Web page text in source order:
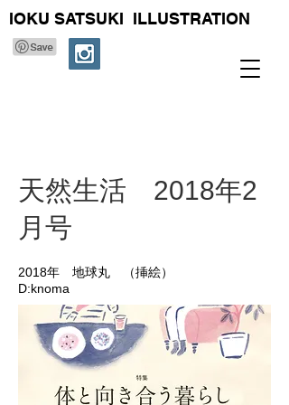
IOKU SATSUKI ILLUSTRATION
​天然生活 2018年2
月号
2018年 地球丸 （挿絵）
D:​knoma